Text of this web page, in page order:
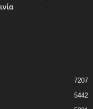
7207
5442